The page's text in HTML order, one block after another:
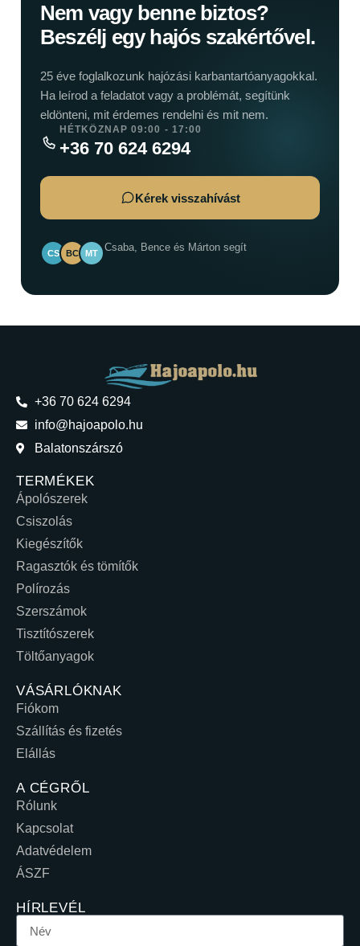
Nem vagy benne biztos?
Beszélj egy hajós szakértővel.
25 éve foglalkozunk hajózási karbantartóanyagokkal.
Ha leírod a feladatot vagy a problémát, segítünk
eldönteni, mit érdemes rendelni és mit nem.
HÉTKÖZNAP 09:00 - 17:00
+36 70 624 6294
Kérek visszahívást
CS BC MT Csaba, Bence és Márton segít
+36 70 624 6294
info@hajoapolo.hu
Balatonszárszó
TERMÉKEK
Ápolószerek
Csiszolás
Kiegészítők
Ragasztók és tömítők
Polírozás
Szerszámok
Tisztítószerek
Töltőanyagok
VÁSÁRLÓKNAK
Fiókom
Szállítás és fizetés
Elállás
A CÉGRŐL
Rólunk
Kapcsolat
Adatvédelem
ÁSZF
HÍRLEVÉL